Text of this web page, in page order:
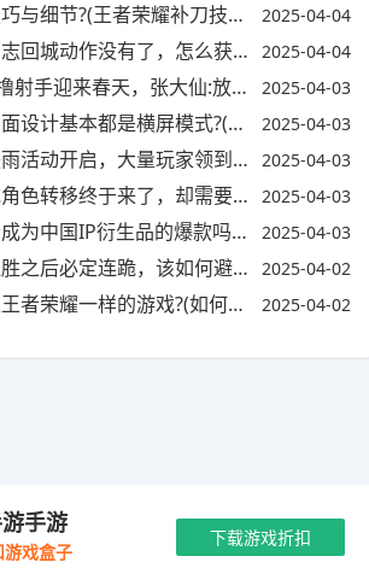
细节?(王者荣耀补刀技巧视频) 2025-04-04
怎么获得?(王者荣耀百里玄策的白虎志什么时候返厂) 2025-04-04
大仙:放弃破晓选择逐日，容错率提高20%，你怎么看? 2025-04-03
是横屏模式?(为什么有些手游是竖屏显示) 2025-04-03
量玩家领到史诗，欧皇拿到内测皮肤，你怎么看? 2025-04-03
却需要990点券，你怎么看?(王者如何跨系统角色转换) 2025-04-03
IP衍生品的爆款吗?(王者荣耀ip衍生游戏) 2025-04-03
该如何避免?网友称少拿MVP可以有效避免，是真的吗? 2025-04-02
游戏?(如何制作一个像王者荣耀一样的游戏软件) 2025-04-02
手游
戏盒子
下载游戏折扣
优手游 版权所有 网站备案号：
良游戏 拒绝盗版游戏 注意自我保护 谨防受骗上
戏伤身 合理安排时间
最新资讯